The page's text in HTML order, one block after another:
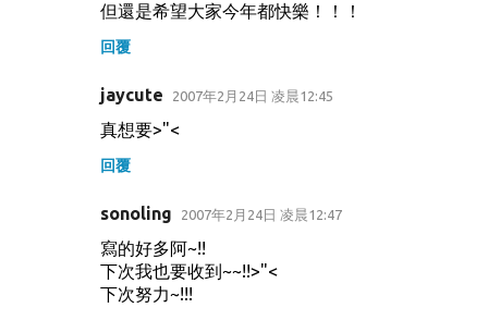
但還是希望大家今年都快樂！！！
回覆
jaycute 2007年2月24日 凌晨12:45
真想要>"<
回覆
sonoling 2007年2月24日 凌晨12:47
寫的好多阿~!!
下次我也要收到~~!!>"<
下次努力~!!!